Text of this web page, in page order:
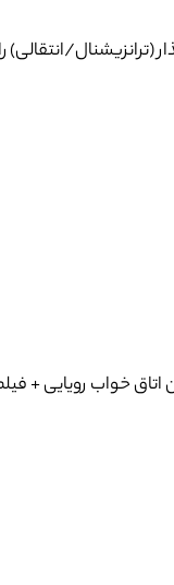
انتقالی)
خواب رویایی +